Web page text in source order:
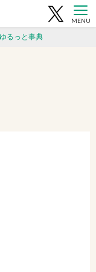
MENU
るっと事典